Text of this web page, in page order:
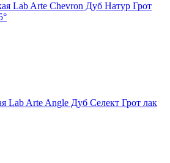
Lab Arte Chevron Дуб Натур Грот
Lab Arte Angle Дуб Селект Грот лак